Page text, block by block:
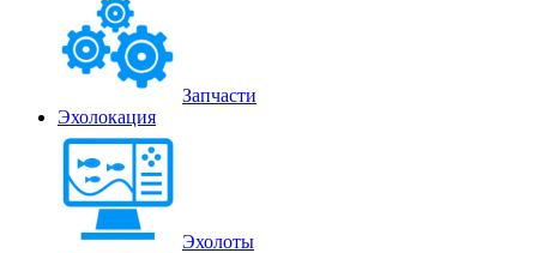
Запчасти
Эхолокация
Эхолоты